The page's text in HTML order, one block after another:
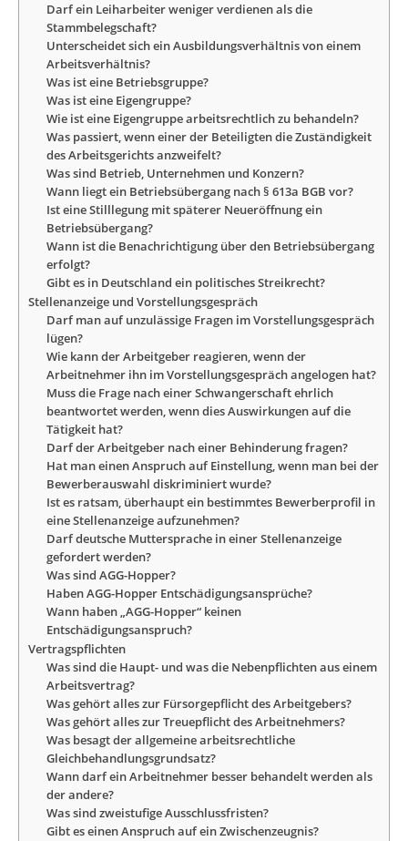
Darf ein Leiharbeiter weniger verdienen als die
Stammbelegschaft?
Unterscheidet sich ein Ausbildungsverhältnis von einem
Arbeitsverhältnis?
Was ist eine Betriebsgruppe?
Was ist eine Eigengruppe?
Wie ist eine Eigengruppe arbeitsrechtlich zu behandeln?
Was passiert, wenn einer der Beteiligten die Zuständigkeit
des Arbeitsgerichts anzweifelt?
Was sind Betrieb, Unternehmen und Konzern?
Wann liegt ein Betriebsübergang nach § 613a BGB vor?
Ist eine Stilllegung mit späterer Neueröffnung ein
Betriebsübergang?
Wann ist die Benachrichtigung über den Betriebsübergang
erfolgt?
Gibt es in Deutschland ein politisches Streikrecht?
Stellenanzeige und Vorstellungsgespräch
Darf man auf unzulässige Fragen im Vorstellungsgespräch
lügen?
Wie kann der Arbeitgeber reagieren, wenn der
Arbeitnehmer ihn im Vorstellungsgespräch angelogen hat?
Muss die Frage nach einer Schwangerschaft ehrlich
beantwortet werden, wenn dies Auswirkungen auf die
Tätigkeit hat?
Darf der Arbeitgeber nach einer Behinderung fragen?
Hat man einen Anspruch auf Einstellung, wenn man bei der
Bewerberauswahl diskriminiert wurde?
Ist es ratsam, überhaupt ein bestimmtes Bewerberprofil in
eine Stellenanzeige aufzunehmen?
Darf deutsche Muttersprache in einer Stellenanzeige
gefordert werden?
Was sind AGG-Hopper?
Haben AGG-Hopper Entschädigungsansprüche?
Wann haben „AGG-Hopper“ keinen
Entschädigungsanspruch?
Vertragspflichten
Was sind die Haupt- und was die Nebenpflichten aus einem
Arbeitsvertrag?
Was gehört alles zur Fürsorgepflicht des Arbeitgebers?
Was gehört alles zur Treuepflicht des Arbeitnehmers?
Was besagt der allgemeine arbeitsrechtliche
Gleichbehandlungsgrundsatz?
Wann darf ein Arbeitnehmer besser behandelt werden als
der andere?
Was sind zweistufige Ausschlussfristen?
Gibt es einen Anspruch auf ein Zwischenzeugnis?